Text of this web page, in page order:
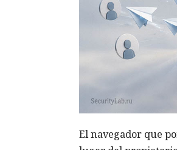
El navegador que